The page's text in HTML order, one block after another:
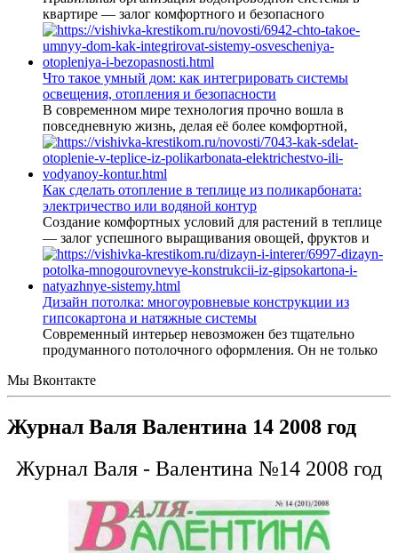
квартире — залог комфортного и безопасного
Что такое умный дом: как интегрировать системы
освещения, отопления и безопасности
В современном мире технология прочно вошла в
повседневную жизнь, делая её более комфортной,
Как сделать отопление в теплице из поликарбоната:
электричество или водяной контур
Создание комфортных условий для растений в теплице
— залог успешного выращивания овощей, фруктов и
Дизайн потолка: многоуровневые конструкции из
гипсокартона и натяжные системы
Современный интерьер невозможен без тщательно
продуманного потолочного оформления. Он не только
Мы Вконтакте
Журнал Валя Валентина 14 2008 год
Журнал Валя - Валентина №14 2008 год